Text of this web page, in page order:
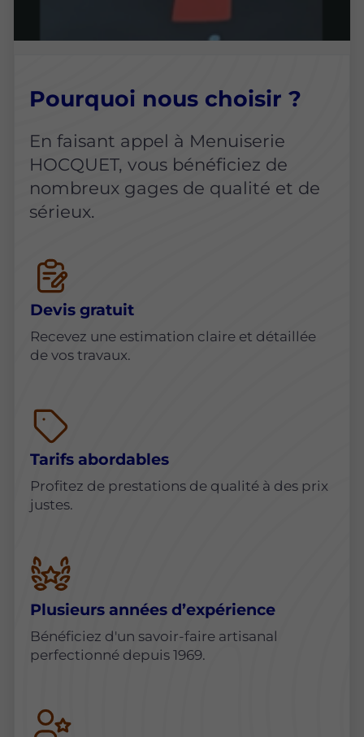
Pourquoi nous choisir ?
En faisant appel à Menuiserie
HOCQUET, vous bénéficiez de
nombreux gages de qualité et de
sérieux.
Devis gratuit
Recevez une estimation claire et détaillée
de vos travaux.
Tarifs abordables
Profitez de prestations de qualité à des prix
justes.
Plusieurs années d’expérience
Bénéficiez d'un savoir-faire artisanal
perfectionné depuis 1969.